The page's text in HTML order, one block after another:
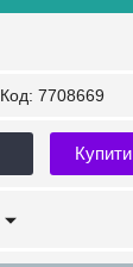
Код: 7708669